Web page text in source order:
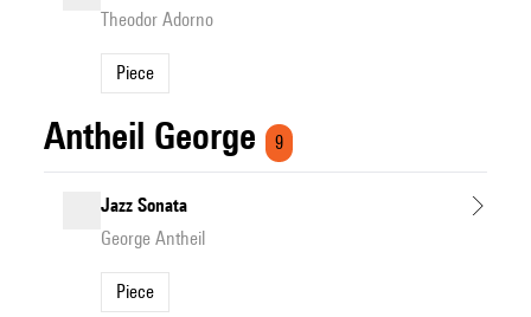
Theodor Adorno
Piece
Antheil George 9
Jazz Sonata
George Antheil
Piece